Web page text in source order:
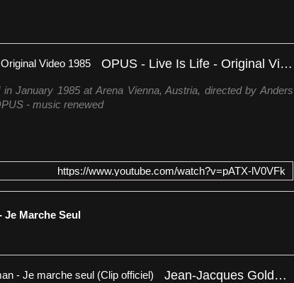
OPUS - Live Is Life - Original Video 1985
January 1985 at Arena Vienna, Austria, directed by Anders
- music renewed
https://www.youtube.com/watch?v=pATX-lV0VFk
Je Marche Seul
Jean-Jacques Goldman - Je marche seul (Clip officiel)